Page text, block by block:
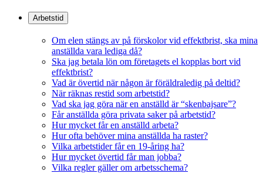
Arbetstid
Om elen stängs av på förskolor vid effektbrist, ska mina
anställda vara lediga då?
Ska jag betala lön om företagets el kopplas bort vid
effektbrist?
Vad är övertid när någon är föräldraledig på deltid?
När räknas restid som arbetstid?
Vad ska jag göra när en anställd är “skenbajsare”?
Får anställda göra privata saker på arbetstid?
Hur mycket får en anställd arbeta?
Hur ofta behöver mina anställda ha raster?
Vilka arbetstider får en 19-åring ha?
Hur mycket övertid får man jobba?
Vilka regler gäller om arbetsschema?